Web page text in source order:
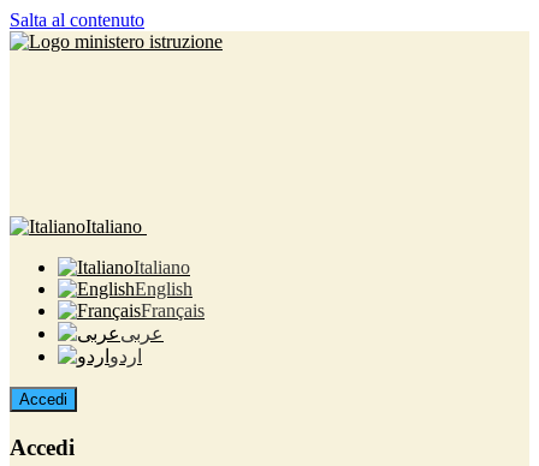
Salta al contenuto
Italiano
Italiano
English
Français
عربى
اردو
Accedi
Accedi